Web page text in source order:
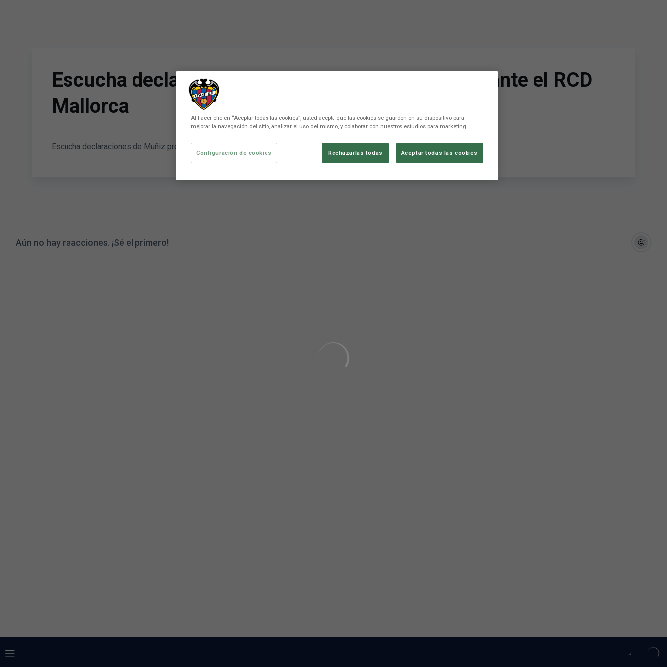
Escucha declaraciones de Muñiz previas al duelo ante el RCD
Mallorca
Escucha declaraciones de Muñiz previas al duelo ante el RCD Mallorca.
Aún no hay reacciones. ¡Sé el primero!
Al hacer clic en “Aceptar todas las cookies”, usted acepta que las cookies se guarden en su dispositivo para
mejorar la navegación del sitio, analizar el uso del mismo, y colaborar con nuestros estudios para marketing.
Rechazarlas todas Aceptar todas las cookies
Configuración de cookies